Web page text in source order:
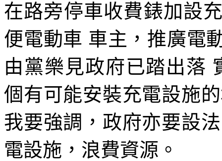
在路旁停車收費錶加設
便電動車 車主，推廣電
由黨樂見政府已踏出落
個有可能安裝充電設施
我要強調，政府亦要設
電設施，浪費資源。